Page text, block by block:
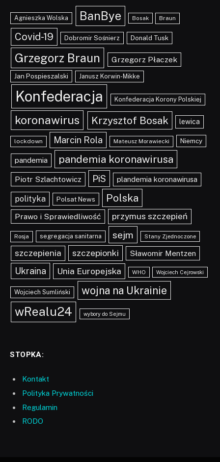
Agnieszka Wolska BanBye Bosak Braun
Covid-19 Dobromir Sośnierz Donald Tusk
Grzegorz Braun Grzegorz Płaczek
Jan Pospieszalski Janusz Korwin-Mikke
Konfederacja Konfederacja Korony Polskiej
koronawirus Krzysztof Bosak lewica
lockdown Marcin Rola Mateusz Morawiecki Niemcy
pandemia pandemia koronawirusa
Piotr Szlachtowicz PiS plandemia koronawirusa
polityka Polsat News Polska
Prawo i Sprawiedliwość przymus szczepień
Rosja segregacja sanitarna sejm Stany Zjednoczone
szczepienia szczepionki Sławomir Mentzen
Ukraina Unia Europejska WHO Wojciech Cejrowski
Wojciech Sumliński wojna na Ukrainie
wRealu24 wybory do Sejmu
STOPKA:
Kontakt
Polityka Prywatności
Regulamin
RODO